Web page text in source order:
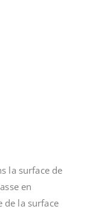
la surface de
en
de la surface